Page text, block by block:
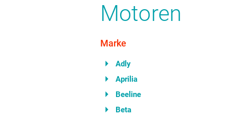
Motoren
Marke
Adly
Aprilia
Beeline
Beta